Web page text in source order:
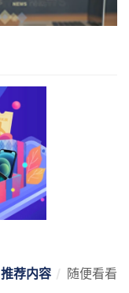
推荐内容 随便看看